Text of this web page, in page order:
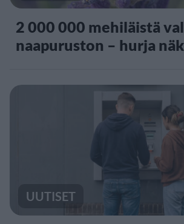
2 000 000 mehiläistä
naapuruston – hurja
UUTISET